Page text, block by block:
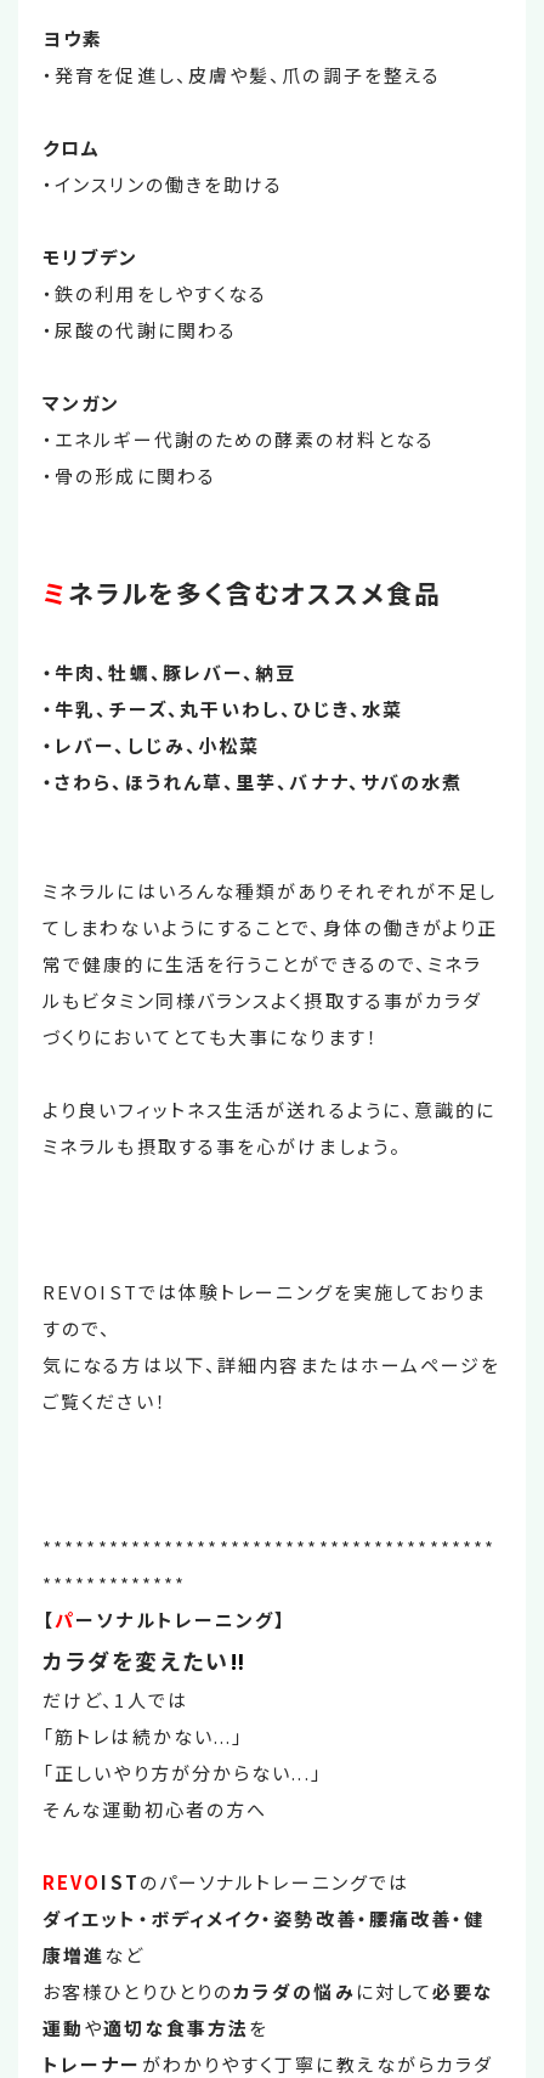
ヨウ素
・発育を促進し、皮膚や髪、爪の調子を整える
クロム
・インスリンの働きを助ける
モリブデン
・鉄の利用をしやすくなる
・尿酸の代謝に関わる
マンガン
・エネルギー代謝のための酵素の材料となる
・骨の形成に関わる
ミネラルを多く含むオススメ食品
・牛肉、牡蠣、豚レバー、納豆
・牛乳、チーズ、丸干いわし、ひじき、水菜
・レバー、しじみ、小松菜
・さわら、ほうれん草、里芋、バナナ、サバの水煮
ミネラルにはいろんな種類がありそれぞれが不足し
てしまわないようにすることで、身体の働きがより正
常で健康的に生活を行うことができるので、ミネラ
ルもビタミン同様バランスよく摂取する事がカラダ
づくりにおいてとても大事になります！
より良いフィットネス生活が送れるように、意識的に
ミネラルも摂取する事を心がけましょう。
REVOISTでは体験トレーニングを実施しておりま
すので、
気になる方は以下、詳細内容またはホームページを
ご覧ください！
*****************************************
*************
【パーソナルトレーニング】
カラダを変えたい‼
だけど、1人では
「筋トレは続かない...」
「正しいやり方が分からない...」
そんな運動初心者の方へ
REVOISTのパーソナルトレーニングでは
ダイエット・ボディメイク・姿勢改善・腰痛改善・健
康増進など
お客様ひとりひとりのカラダの悩みに対して必要な
運動や適切な食事方法を
トレーナー がわかりやすく丁寧に教えながらカラダ